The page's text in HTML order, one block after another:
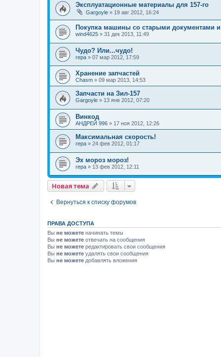
Эксплуатационные материалы для 157-го
Gargoyle » 19 авг 2012, 16:24
Покупка машины со старыми документами
wind4625 » 31 дек 2013, 11:49
Чудо? Или...чудо!
гера » 07 мар 2012, 17:59
Хранение запчастей
Chasm » 09 мар 2013, 14:53
Запчасти на Зил-157
Gargoyle » 13 янв 2012, 07:20
Винкод
АНДРЕЙ 996 » 17 ноя 2012, 12:26
Максимальная скорость!
гера » 24 фев 2012, 01:17
Эх мороз мороз!
гера » 13 фев 2012, 12:11
Новая тема
Вернуться к списку форумов
ПРАВА ДОСТУПА
Вы не можете начинать темы
Вы не можете отвечать на сообщения
Вы не можете редактировать свои сообщения
Вы не можете удалять свои сообщения
Вы не можете добавлять вложения